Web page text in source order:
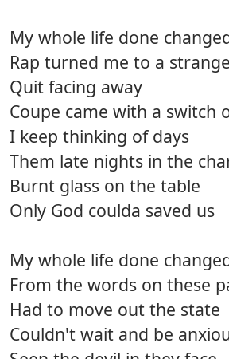
My whole life done
Rap turned me to a
Quit facing away
Coupe came with a switch
I keep thinking of days
Them late nights in the
Burnt glass on the table
Only God coulda saved us
My whole life done
From the words on these
Had to move out the state
Couldn't wait and be